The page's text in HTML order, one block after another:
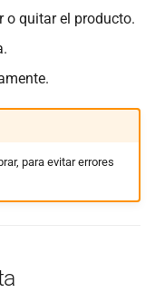
o quitar el producto.
para evitar errores